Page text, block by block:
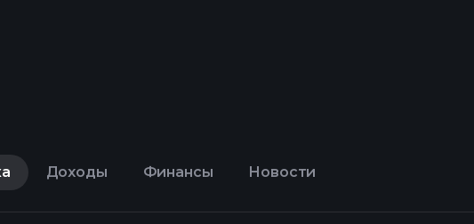
Доходы Финансы Новости